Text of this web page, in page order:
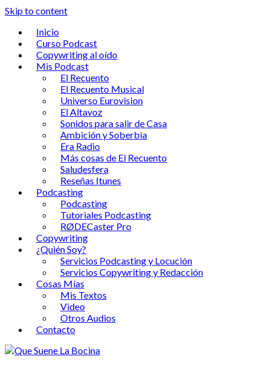
Skip to content
Inicio
Curso Podcast
Copywriting al oído
Mis Podcast
El Recuento
El Recuento Musical
Universo Eurovision
El Altavoz
Sonidos para salir de Casa
Ambición y Soberbia
Era Radio
Más cosas de El Recuento
Saludesfera
Reseñas Itunes
Podcasting
Podcasting
Tutoriales Podcasting
RØDECaster Pro
Copywriting
¿Quién Soy?
Servicios Podcasting y Locución
Servicios Copywriting y Redacción
Cosas Mías
Mis Textos
Video
Otros Audios
Contacto